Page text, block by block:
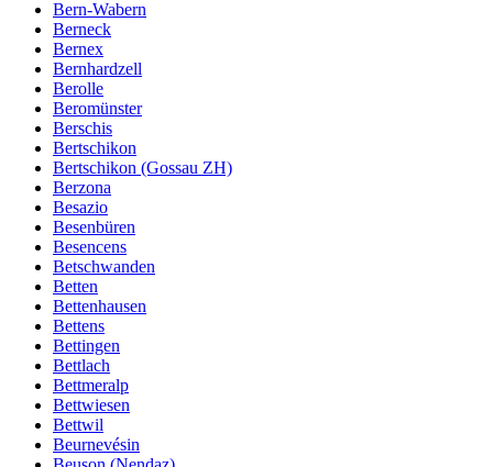
Bern-Wabern
Berneck
Bernex
Bernhardzell
Berolle
Beromünster
Berschis
Bertschikon
Bertschikon (Gossau ZH)
Berzona
Besazio
Besenbüren
Besencens
Betschwanden
Betten
Bettenhausen
Bettens
Bettingen
Bettlach
Bettmeralp
Bettwiesen
Bettwil
Beurnevésin